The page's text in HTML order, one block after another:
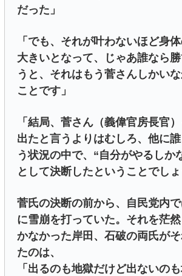
だった」
「でも、それが叶わないほど身
大きいとなって、じゃあ誰なら
うと、それはもう菅さんしかい
ことです」
「結局、菅さん（義偉官房長官
出たと言うよりはむしろ、他に
う状況の中で、“自分がやるしか
として決断したということでしょ
菅氏の決断の前から、自民党内で
に雪崩を打っていた。それを茫
かなかった岸田、石破の両氏が
たのは、
「出るのも地獄だけど出ないの